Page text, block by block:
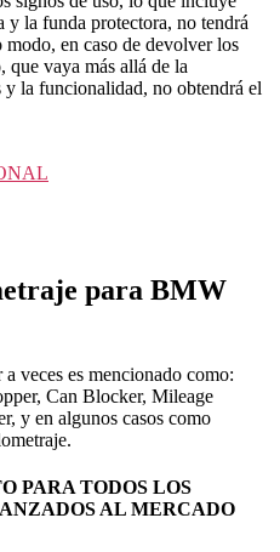
y la funda protectora, no tendrá
en caso de devolver los
que vaya más allá de la
la funcionalidad, no obtendrá el
para BMW
veces es mencionado como:
Can Blocker, Mileage
y en algunos casos como
PARA TODOS LOS
AL MERCADO